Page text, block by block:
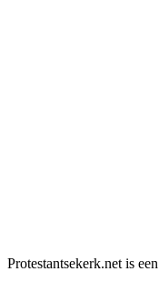
Protestantsekerk.net is